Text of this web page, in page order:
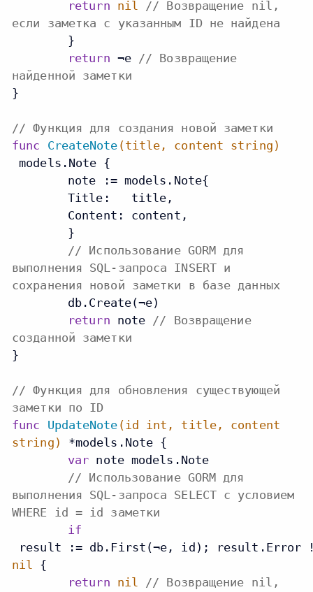
return nil
// Возвращение nil,
если заметка с указанным ID не найдена
return ¬e // Возвращение
найденной заметки
}
// Функция для создания новой заметки
func
CreateNote (title, content string )
models.Note {
// Использование GORM для
выполнения SQL-запроса INSERT и
сохранения новой заметки в базе данных
return note // Возвращение
созданной заметки
}
// Функция для обновления существующей
заметки по ID
func
UpdateNote (id int , title, content
string )
*models.Note {
var note models.Note
// Использование GORM для
выполнения SQL-запроса SELECT с условием
WHERE id = id заметки
if
result := db.First(¬e, id); result.Error
nil {
return nil
// Возвращение nil,